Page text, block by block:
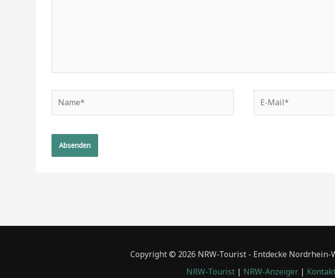
Mail*
Copyright © 2026 NRW-Tourist - Entdecke
NRW-Tourist | NRW-Anzeiger |